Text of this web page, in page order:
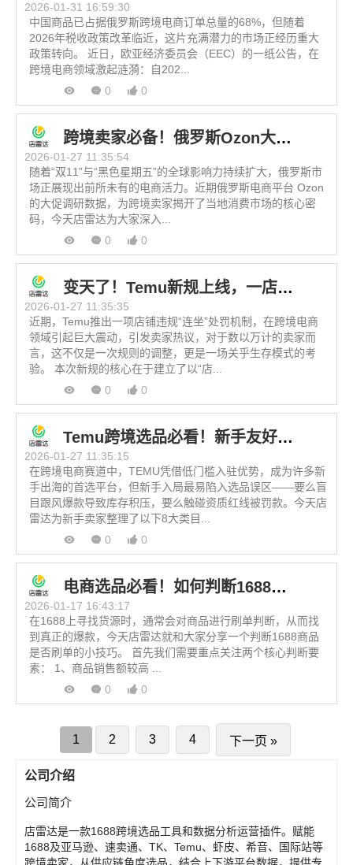
2026-01-31 16:59:30
中国商品已占据俄罗斯跨境电商订单总量的68%，但随着
2026年税收政策改革临近，这片充满潜力的市场正经历重大
政策转向。 近日，欧亚经济委员会（EEC）的一纸公告，在
跨境电商领域激起涟漪：自202...
0
0
跨境卖家必备！俄罗斯Ozon大促季选品与运营实战指南
2026-01-27 11:35:54
随着“双11”与“黑色星期五”的全球影响力持续扩大，俄罗斯市
场正展现出前所未有的电商活力。近期俄罗斯电商平台 Ozon
的大促调研数据，为跨境卖家揭开了当地消费市场的核心密
码，今天店雷达为大家深入...
0
0
变天了！Temu新规上线，一店违规全店 “连坐”！
2026-01-27 11:35:35
近期，Temu推出一项店铺违规“连坐”处罚机制，在跨境电商
领域引起巨大震动，引发卖家热议，对于数以万计的卖家而
言，这不仅是一次规则的调整，更是一场关乎生存模式的考
验。 本次新规的核心在于建立了以“店...
0
0
Temu跨境选品必看！新手友好的8个低门槛类目
2026-01-27 11:35:15
在跨境电商赛道中，TEMU凭借低门槛入驻优势，成为许多新
手出海的首选平台，但新手入局最易陷入选品误区——要么盲
目跟风爆款导致库存积压，要么触碰资质红线被罚款。今天店
雷达为新手卖家整理了以下8大类目...
0
0
电商选品必看！如何判断1688商品是否刷单？
2026-01-17 16:43:17
在1688上寻找货源时，通常会对商品进行刷单判断，从而找
到真正的爆款，今天店雷达就和大家分享一个判断1688商品
是否刷单的小技巧。 首先我们需要重点关注两个核心判断要
素： 1、商品销售额较高 ...
0
0
1 2 3 4 下一页 »
公司介绍
公司简介
店雷达是一款1688跨境选品工具和数据分析运营插件。赋能
1688及亚马逊、速卖通、TK、Temu、虾皮、希音、国际站等